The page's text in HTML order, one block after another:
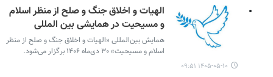
الهیات و اخلاق جنگ و صلح از منظر اسلام
و مسیحیت در همایشی بین المللی
همایش بین‌المللی «الهیات و اخلاق جنگ و صلح از منظر
اسلام و مسیحیت» ۳۰ دی‌ماه ۱۴۰۶ برگزار می‌شود.
۱۴۰۵-۰۵-۱۰ ۰۹:۵۱